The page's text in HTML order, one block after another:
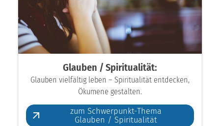
Glauben / Spiritualität:
Glauben vielfältig leben – Spiritualität entdecken,
Ökumene gestalten.
zum Schwerpunkt-Thema
Glauben / Spiritualität